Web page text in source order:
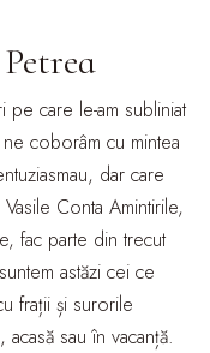
pe care le-am subliniat
coborâm cu mintea
dar care
Conta Amintirile,
fac parte din trecut
astăzi cei ce
frații și surorile
sau în vacanță.